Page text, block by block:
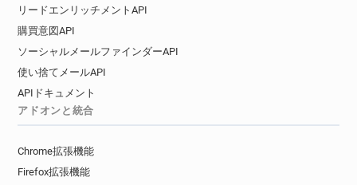
リードエンリッチメントAPI
購買意図API
ソーシャルメールファインダーAPI
使い捨てメールAPI
APIドキュメント
アドオンと統合
Chrome拡張機能
Firefox拡張機能